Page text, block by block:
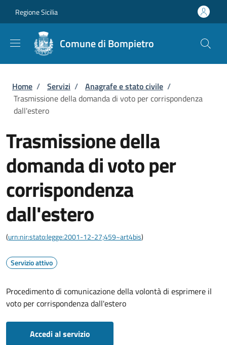
Regione Sicilia
Comune di Bompietro
Briciole di pane
Home / Servizi / Anagrafe e stato civile /
Trasmissione della domanda di voto per corrispondenza
dall'estero
Trasmissione della
domanda di voto per
corrispondenza
dall'estero
(urn:nir:stato:legge:2001-12-27;459~art4bis)
Servizio attivo
Procedimento di comunicazione della volontà di esprimere il
voto per corrispondenza dall'estero
Accedi al servizio